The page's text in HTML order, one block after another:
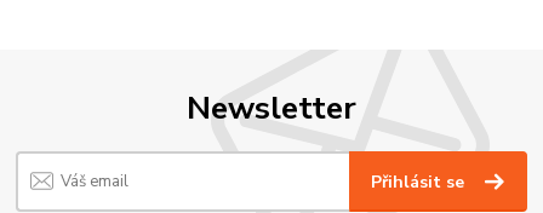
Newsletter
Přihlásit se